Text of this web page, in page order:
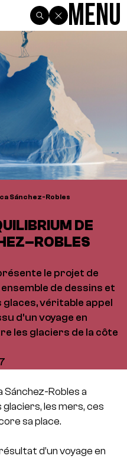
Menu
Sánchez-Robles
DE
le projet de
de dessins et
véritable appel
d'un voyage en
les glaciers de la côte
Sánchez-Robles a
les mers, ces
sa place.
d’un voyage en